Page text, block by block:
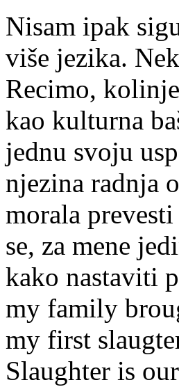
Nisam ipak
više jezika.
Recimo,
kao kulturna
jednu svoju
njezina radnja
morala
se, za mene
kako nastaviti
my family
my first
Slaughter is